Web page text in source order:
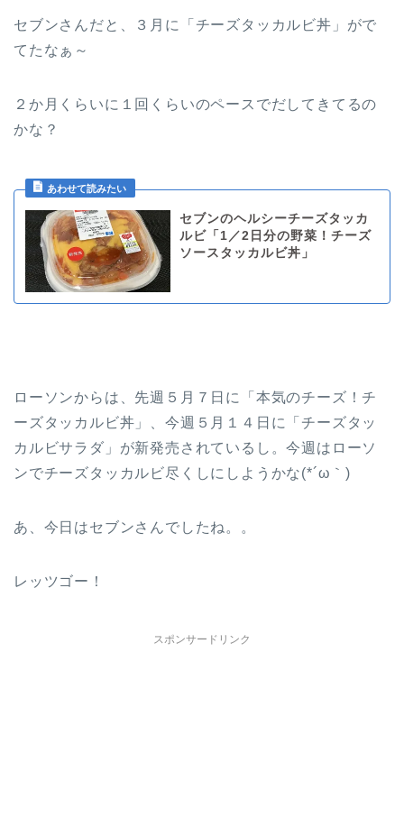
セブンさんだと、３月に「チーズタッカルビ丼」がで
てたなぁ～
２か月くらいに１回くらいのペースでだしてきてるの
かな？
セブンのヘルシーチーズタッカ
ルビ「1／2日分の野菜！チーズ
ソースタッカルビ丼」
ローソンからは、先週５月７日に「本気のチーズ！チ
ーズタッカルビ丼」、今週５月１４日に「チーズタッ
カルビサラダ」が新発売されているし。今週はローソ
ンでチーズタッカルビ尽くしにしようかな(*´ω｀)
あ、今日はセブンさんでしたね。。
レッツゴー！
スポンサードリンク